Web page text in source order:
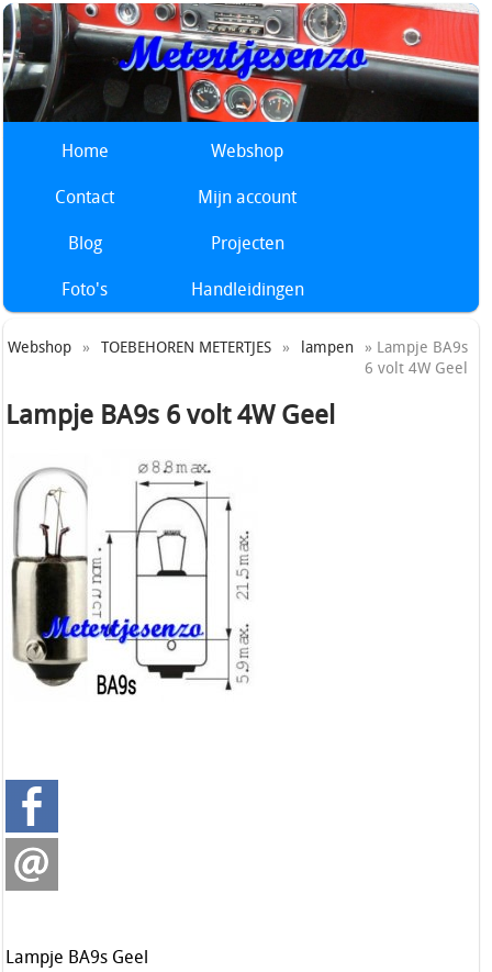
Home
Webshop
Contact
Mijn account
Blog
Projecten
Foto's
Handleidingen
Webshop » TOEBEHOREN METERTJES » lampen » Lampje BA9s
6 volt 4W Geel
Lampje BA9s 6 volt 4W Geel
Lampje BA9s Geel